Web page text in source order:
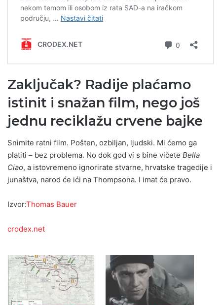
Zaključak? Radije plaćamo
istinit i snažan film, nego još
jednu reciklažu crvene bajke
Snimite ratni film. Pošten, ozbiljan, ljudski. Mi ćemo ga
platiti – bez problema. No dok god vi s bine vičete Bella
Ciao, a istovremeno ignorirate stvarne, hrvatske tragedije i
junaštva, narod će ići na Thompsona. I imat će pravo.
Izvor:Thomas Bauer
crodex.net